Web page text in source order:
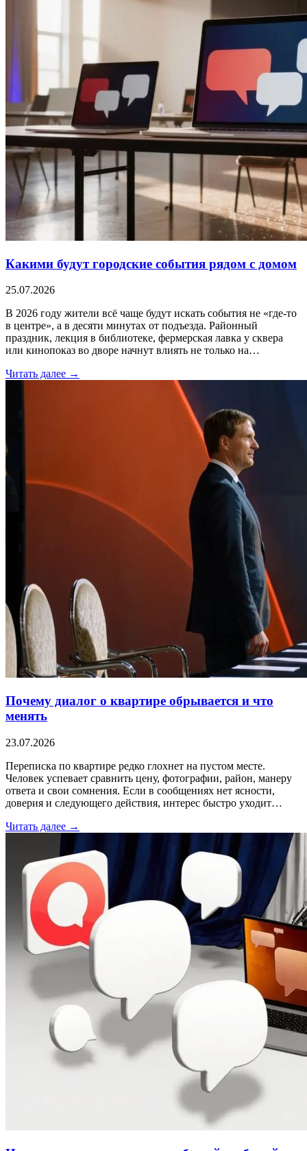
Какими будут городские события рядом с домом
25.07.2026
В 2026 году жители всё чаще будут искать события не «где-то
в центре», а в десяти минутах от подъезда. Районный
праздник, лекция в библиотеке, фермерская лавка у сквера
или кинопоказ во дворе начнут влиять не только на…
Читать далее →
Почему диалог о квартире обрывается и что
менять
23.07.2026
Переписка по квартире редко глохнет на пустом месте.
Человек успевает сравнить цену, фотографии, район, манеру
ответа и свои сомнения. Если в сообщениях нет ясности,
доверия и следующего действия, интерес быстро уходит…
Читать далее →